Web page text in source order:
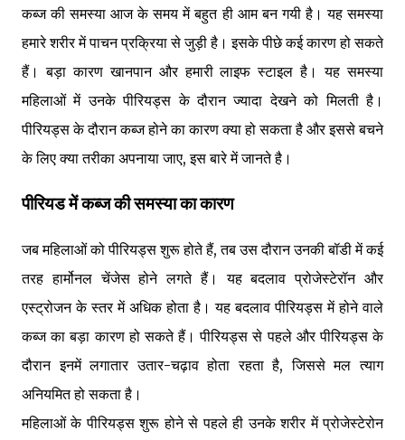
कब्ज की समस्या आज के समय में बहुत ही आम बन गयी है। यह समस्या
हमारे शरीर में पाचन प्रक्रिया से जुड़ी है। इसके पीछे कई कारण हो सकते
हैं। बड़ा कारण खानपान और हमारी लाइफ स्टाइल है। यह समस्या
महिलाओं में उनके पीरियड्स के दौरान ज्यादा देखने को मिलती है।
पीरियड्स के दौरान कब्ज होने का कारण क्या हो सकता है और इससे बचने
के लिए क्या तरीका अपनाया जाए, इस बारे में जानते है।
पीरियड में कब्ज की समस्या का कारण
जब महिलाओं को पीरियड्स शुरू होते हैं, तब उस दौरान उनकी बॉडी में कई
तरह हार्मोनल चेंजेस होने लगते हैं। यह बदलाव प्रोजेस्टेरॉन और
एस्ट्रोजन के स्तर में अधिक होता है। यह बदलाव पीरियड्स में होने वाले
कब्ज का बड़ा कारण हो सकते हैं। पीरियड्स से पहले और पीरियड्स के
दौरान इनमें लगातार उतार-चढ़ाव होता रहता है, जिससे मल त्याग
अनियमित हो सकता है।
महिलाओं के पीरियड्स शुरू होने से पहले ही उनके शरीर में प्रोजेस्टेरोन